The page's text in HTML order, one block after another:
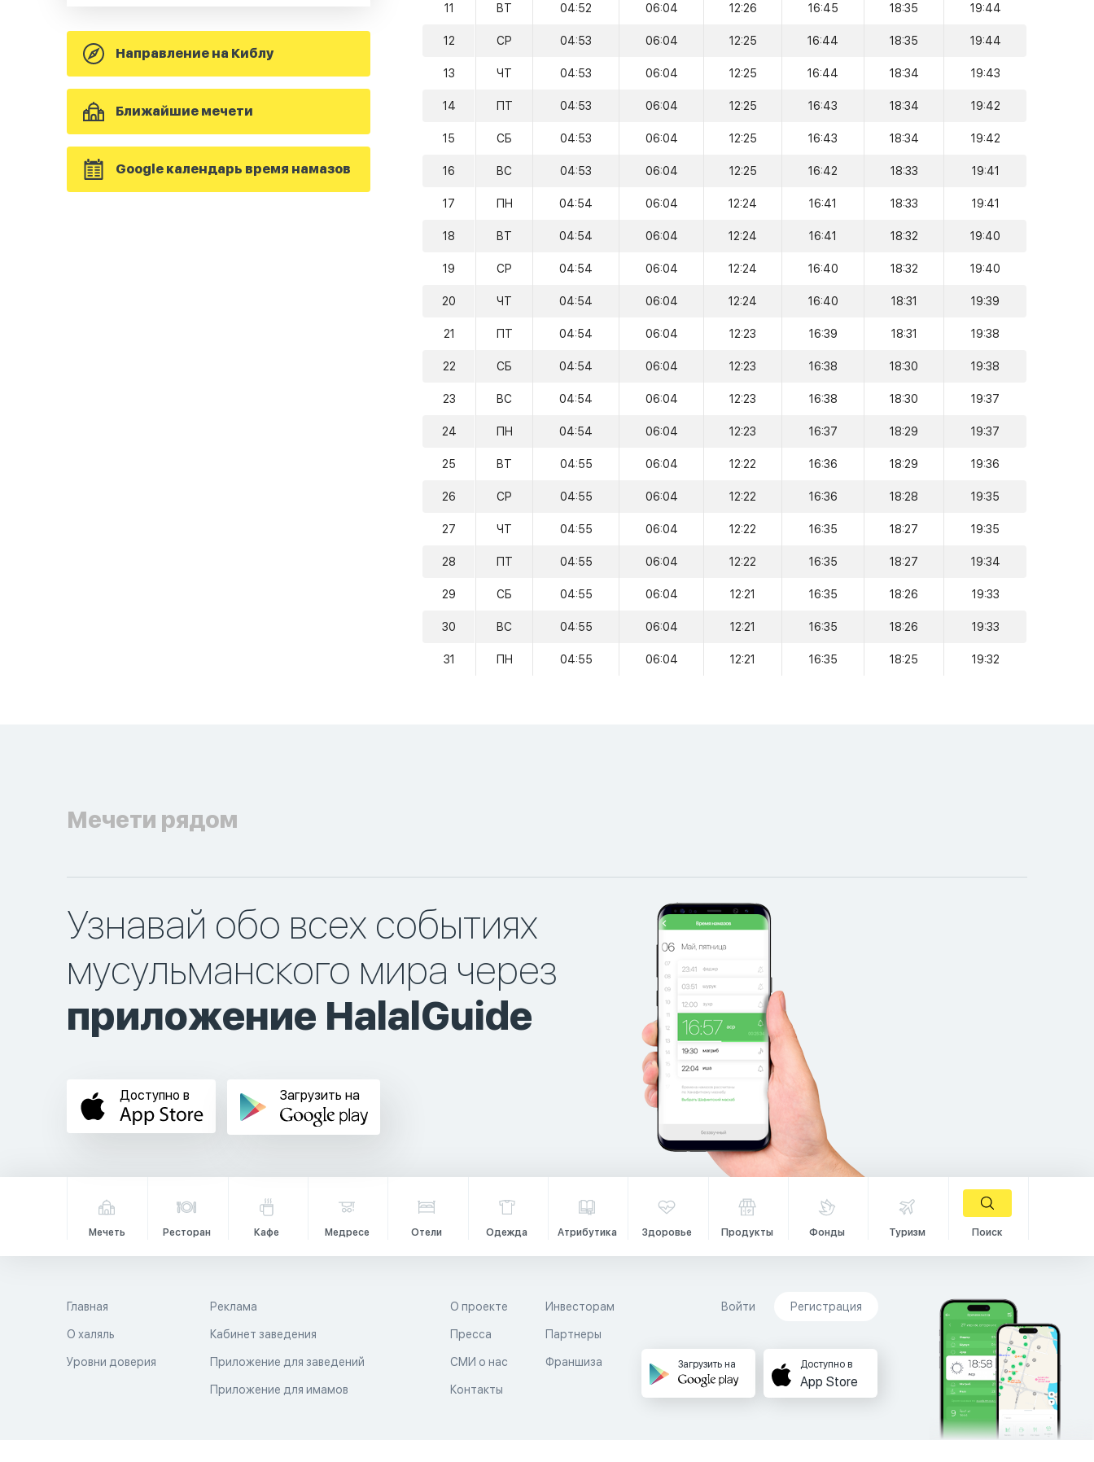
Направление на Киблу
Ближайшие мечети
Google календарь время намазов
11 ВТ 04:52 06:04 12:26 16:45 18:35 19:44
12 СР 04:53 06:04 12:25 16:44 18:35 19:44
13 ЧТ 04:53 06:04 12:25 16:44 18:34 19:43
14 ПТ 04:53 06:04 12:25 16:43 18:34 19:42
15 СБ 04:53 06:04 12:25 16:43 18:34 19:42
16 ВС 04:53 06:04 12:25 16:42 18:33 19:41
17 ПН 04:54 06:04 12:24 16:41 18:33 19:41
18 ВТ 04:54 06:04 12:24 16:41 18:32 19:40
19 СР 04:54 06:04 12:24 16:40 18:32 19:40
20 ЧТ 04:54 06:04 12:24 16:40 18:31 19:39
21 ПТ 04:54 06:04 12:23 16:39 18:31 19:38
22 СБ 04:54 06:04 12:23 16:38 18:30 19:38
23 ВС 04:54 06:04 12:23 16:38 18:30 19:37
24 ПН 04:54 06:04 12:23 16:37 18:29 19:37
25 ВТ 04:55 06:04 12:22 16:36 18:29 19:36
26 СР 04:55 06:04 12:22 16:36 18:28 19:35
27 ЧТ 04:55 06:04 12:22 16:35 18:27 19:35
28 ПТ 04:55 06:04 12:22 16:35 18:27 19:34
29 СБ 04:55 06:04 12:21 16:35 18:26 19:33
30 ВС 04:55 06:04 12:21 16:35 18:26 19:33
31 ПН 04:55 06:04 12:21 16:35 18:25 19:32
Мечети рядом
Узнавай обо всех событиях
мусульманского мира через
приложение HalalGuide
Доступно в Загрузить на
Мечеть Ресторан Кафе Медресе Отели Одежда Атрибутика Здоровье Продукты Фонды Туризм Поиск
Главная
О халяль
Уровни доверия
Реклама
Кабинет заведения
Приложение для заведений
Приложение для имамов
О проекте
Пресса
СМИ о нас
Контакты
Инвесторам
Партнеры
Франшиза
Войти Регистрация
Загрузить на Доступно в
App Store